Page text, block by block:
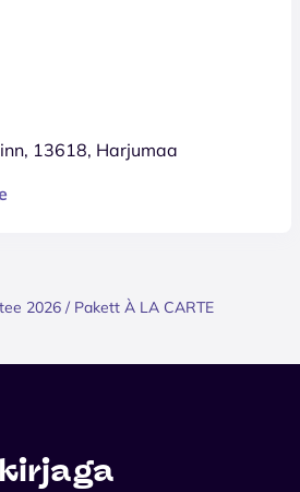
13618, Harjumaa
2026 / Pakett À LA CARTE